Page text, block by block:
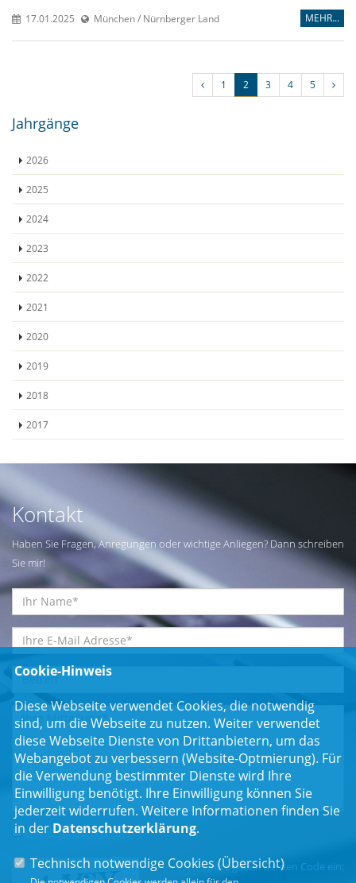
17.01.2025 München / Nürnberger Land MEHR...
1 2 3 4 5
Jahrgänge
2026
2025
2024
2023
2022
2021
2020
2019
2018
2017
Kontakt
Haben Sie Fragen, Anregungen oder wichtige Anliegen? Dann schreiben
Sie mir!
Einwilligungserklärung*
Bitte geben Sie den Code ein:
Cookie-Hinweis
Diese Webseite verwendet Cookies, die notwendig
sind, um die Webseite zu nutzen. Weiter verwendet
diese Webseite Dienste von Drittanbietern, um das
Webangebot zu verbessern (Website-Optmierung). Für
die Verwendung bestimmter Dienste wird Ihre
Einwilligung benötigt. Ihre Einwilligung können Sie
jederzeit widerrufen. Weitere Informationen finden Sie
in der Datenschutzerklärung.
Technisch notwendige Cookies (Übersicht)